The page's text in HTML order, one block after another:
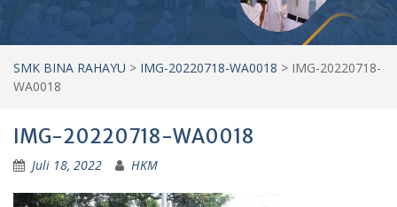
SMK BINA RAHAYU > IMG-20220718-WA0018 > IMG-20220718-
WA0018
IMG-20220718-WA0018
Juli 18, 2022 HKM